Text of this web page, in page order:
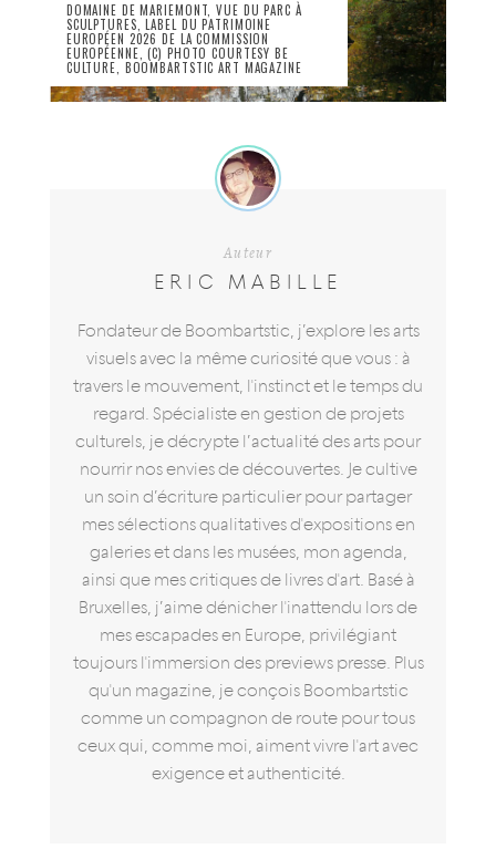
DOMAINE DE MARIEMONT, VUE DU PARC À
SCULPTURES, LABEL DU PATRIMOINE
EUROPÉEN 2026 DE LA COMMISSION
EUROPÉENNE, (C) PHOTO COURTESY BE
CULTURE, BOOMBARTSTIC ART MAGAZINE
Auteur
ERIC MABILLE
Fondateur de Boombartstic, j’explore les arts
visuels avec la même curiosité que vous : à
travers le mouvement, l'instinct et le temps du
regard. Spécialiste en gestion de projets
culturels, je décrypte l’actualité des arts pour
nourrir nos envies de découvertes. Je cultive
un soin d’écriture particulier pour partager
mes sélections qualitatives d'expositions en
galeries et dans les musées, mon agenda,
ainsi que mes critiques de livres d'art. Basé à
Bruxelles, j’aime dénicher l'inattendu lors de
mes escapades en Europe, privilégiant
toujours l'immersion des previews presse. Plus
qu'un magazine, je conçois Boombartstic
comme un compagnon de route pour tous
ceux qui, comme moi, aiment vivre l'art avec
exigence et authenticité.